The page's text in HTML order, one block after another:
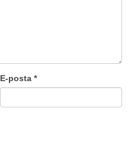
E-posta*